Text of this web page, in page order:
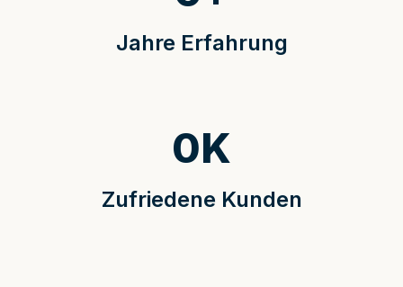
Jahre Erfahrung
Zufriedene Kunden
0K